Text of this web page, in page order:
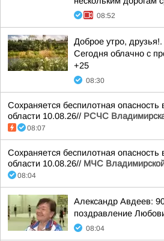
08:52
Доброе утро,
Сегодня облачно с
+25
08:30
Сохраняется беспилотная
области 10.08.26// РСЧС
08:07
Сохраняется беспилотная
области 10.08.26// МЧС
08:04
Александр Авдеев:
поздравление
08:04